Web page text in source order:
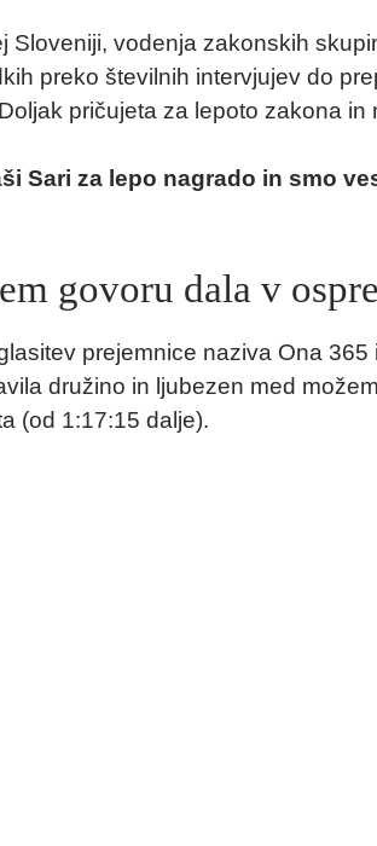
Sloveniji, vodenja zakonskih
preko številnih intervjujev do
pričujeta za lepoto zakona in
Sari za lepo nagrado in smo
govoru dala v
prejemnice naziva Ona
družino in ljubezen med
(od 1:17:15 dalje).